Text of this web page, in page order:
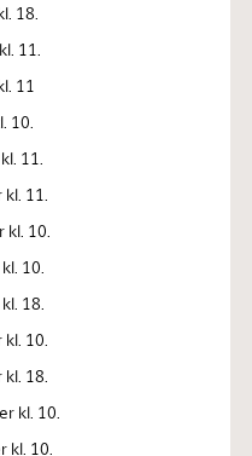
18.
11.
11
10.
11.
11.
kl. 10.
10.
18.
10.
18.
kl. 10.
kl. 10.